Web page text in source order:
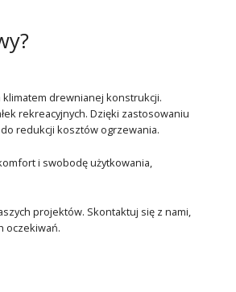
klimatem drewnianej konstrukcji.
rekreacyjnych. Dzięki zastosowaniu
redukcji kosztów ogrzewania.
i swobodę użytkowania,
projektów. Skontaktuj się z nami,
oczekiwań.